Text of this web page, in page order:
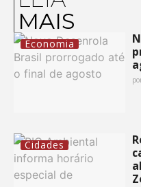
MAIS
Economia
Cidades